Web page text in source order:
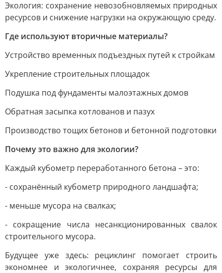
Экология: сохранение невозобновляемых природных
ресурсов и снижение нагрузки на окружающую среду.
Где используют вторичные материалы?
Устройство временных подъездных путей к стройкам
Укрепление строительных площадок
Подушка под фундаменты малоэтажных домов
Обратная засыпка котлованов и пазух
Производство тощих бетонов и бетонной подготовки
Почему это важно для экологии?
Каждый кубометр переработанного бетона – это:
- сохранённый кубометр природного ландшафта;
- меньше мусора на свалках;
- сокращение числа несанкционированных свалок
строительного мусора.
Будущее уже здесь: рециклинг помогает строить
экономнее и экологичнее, сохраняя ресурсы для